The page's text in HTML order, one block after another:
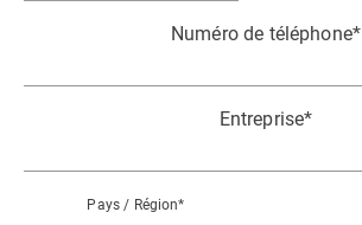
Numéro de téléphone*
Entreprise*
Pays / Région*